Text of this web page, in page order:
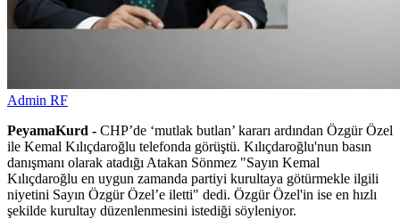
Admin RF
PeyamaKurd - CHP’de ‘mutlak butlan’ kararı ardından Özgür Özel
ile Kemal Kılıçdaroğlu telefonda görüştü. Kılıçdaroğlu'nun basın
danışmanı olarak atadığı Atakan Sönmez "Sayın Kemal
Kılıçdaroğlu en uygun zamanda partiyi kurultaya götürmekle ilgili
niyetini Sayın Özgür Özel’e iletti" dedi. Özgür Özel'in ise en hızlı
şekilde kurultay düzenlenmesini istediği söyleniyor.